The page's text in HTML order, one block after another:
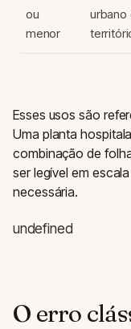
ou
menor
urbano
Esses usos são
Uma planta
combinação de
ser legível em
necessária.
undefined
O erro